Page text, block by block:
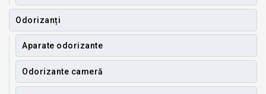
Odorizanți
Aparate odorizante
Odorizante cameră